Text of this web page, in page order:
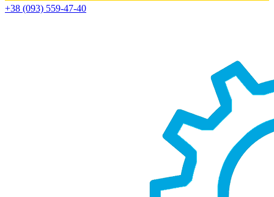
+38 (093) 559-47-40